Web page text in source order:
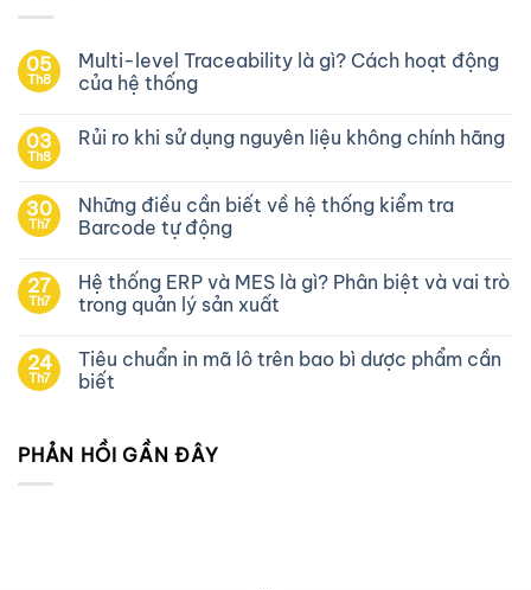
05
Th8
Multi-level Traceability là gì? Cách hoạt động
của hệ thống
03
Th8
Rủi ro khi sử dụng nguyên liệu không chính hãng
30
Th7
Những điều cần biết về hệ thống kiểm tra
Barcode tự động
27
Th7
Hệ thống ERP và MES là gì? Phân biệt và vai trò
trong quản lý sản xuất
24
Th7
Tiêu chuẩn in mã lô trên bao bì dược phẩm cần
biết
PHẢN HỒI GẦN ĐÂY